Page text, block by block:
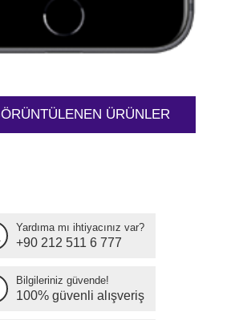
ÜRÜNLER
Yardıma mı ihtiyacınız var?
+90 212 511 6 777
Bilgileriniz güvende!
100% güvenli alışveriş